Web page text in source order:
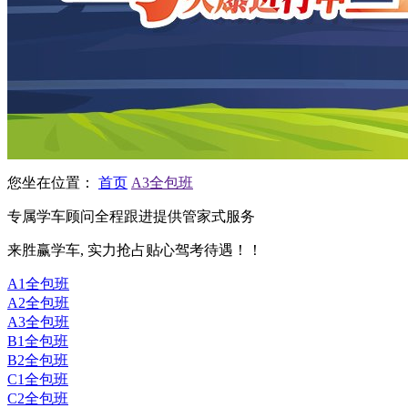
您坐在位置： 首页 A3全包班
专属学车顾问全程跟进提供管家式服务
来胜赢学车, 实力抢占贴心驾考待遇！！
A1全包班
A2全包班
A3全包班
B1全包班
B2全包班
C1全包班
C2全包班